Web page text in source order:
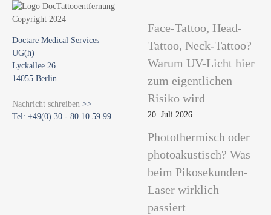
Doctare Medical Services
UG(h)
Lyckallee 26
14055 Berlin
Nachricht schreiben >>
Tel: +49(0) 30 - 80 10 59 99
Face-Tattoo, Head-
Tattoo, Neck-Tattoo?
Warum UV-Licht hier
zum eigentlichen
Risiko wird
20. Juli 2026
Photothermisch oder
photoakustisch? Was
beim Pikosekunden-
Laser wirklich
passiert